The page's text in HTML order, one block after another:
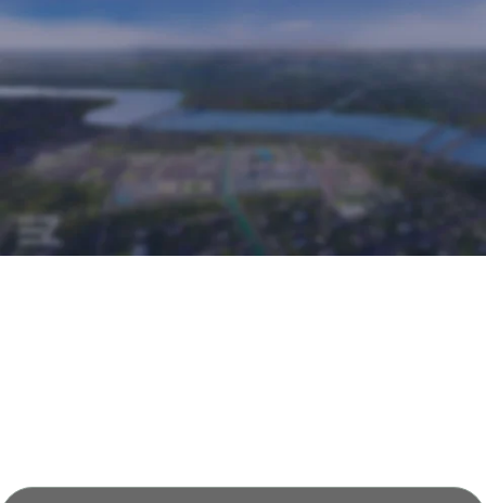
Đại Lý Phân Phối Chính Thức Dự Án: Công Ty Cổ Phần
CEN Bắc Trung Bộ
Giám Đốc Kinh Doanh: Lê Văn Hưng
Địa chỉ: Phường Nguyệt Viên (TP. Thanh Hóa), tỉnh